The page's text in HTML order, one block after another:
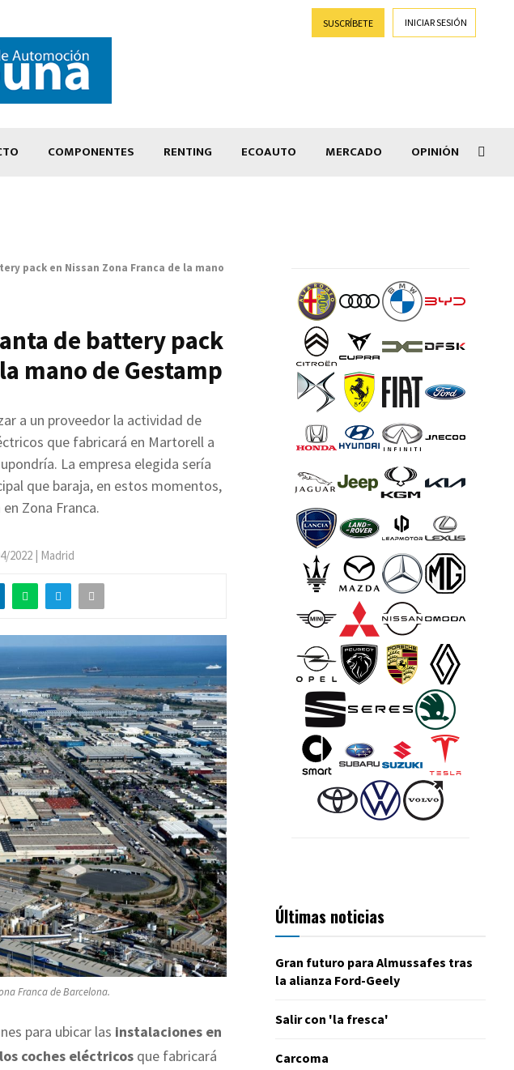
SUSCRÍBETE INICIAR SESIÓN
COMPONENTES RENTING ECOAUTO MERCADO OPINIÓN
pack en Nissan Zona Franca de la mano
de battery pack
mano de Gestamp
a un proveedor la actividad de
que fabricará en Martorell a
La empresa elegida sería
que baraja, en estos momentos,
Zona Franca.
2022 | Madrid
Franca de Barcelona.
para ubicar las instalaciones en
coches eléctricos que fabricará
Últimas noticias
Gran futuro para Almussafes tras
la alianza Ford-Geely
Salir con 'la fresca'
Carcoma